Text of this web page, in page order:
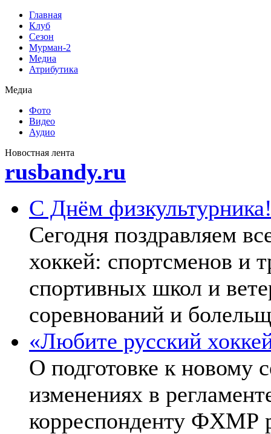
Главная
Клуб
Сезон
Мурман-2
Медиа
Атрибутика
Медиа
Фото
Видео
Аудио
Новoстная лента
rusbandy.ru
С Днём
Сегодня поздравляем
хоккей: спортсменов и
спортивных школ и
соревнований и
«Любите русский
О подготовке к новому
изменениях в
корреспонденту ФХМР